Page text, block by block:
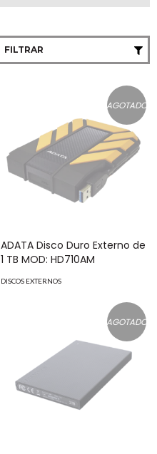
FILTRAR
AGOTADO
ADATA Disco Duro Externo de
1 TB MOD: HD710AM
DISCOS EXTERNOS
AGOTADO